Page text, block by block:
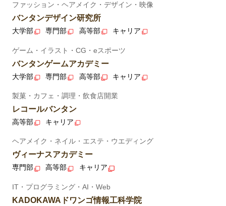
ファッション・ヘアメイク・デザイン・映像
バンタンデザイン研究所
大学部 専門部 高等部 キャリア
ゲーム・イラスト・CG・eスポーツ
バンタンゲームアカデミー
大学部 専門部 高等部 キャリア
製菓・カフェ・調理・飲食店開業
レコールバンタン
高等部 キャリア
ヘアメイク・ネイル・エステ・ウエディング
ヴィーナスアカデミー
専門部 高等部 キャリア
IT・プログラミング・AI・Web
KADOKAWAドワンゴ情報工科学院